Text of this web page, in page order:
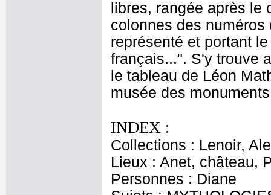
libres, rangée après
colonnes des
représenté et portant
français...". S'y trouve
le tableau de Léon
musée des
INDEX :
Collections : Lenoir,
Lieux : Anet, château,
Personnes : Diane